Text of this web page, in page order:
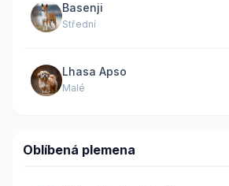
Basenji
Střední
Lhasa Apso
Malé
Oblíbená plemena